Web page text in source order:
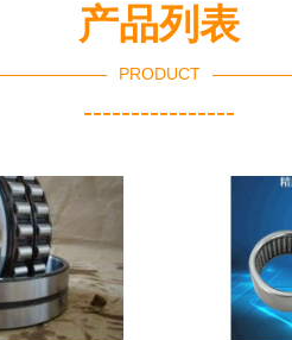
产品列表
PRODUCT
----------------